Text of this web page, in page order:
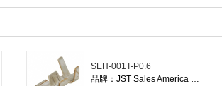
SEH-001T-P0.6
品牌：JST Sales America Inc.